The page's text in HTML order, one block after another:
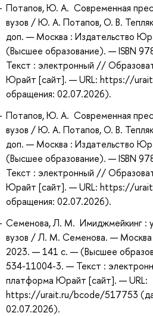
Потапов, Ю. А. Современная
вузов / Ю. А. Потапов, О. В.
доп. — Москва : Издательство
(Высшее образование). — ISBN
Текст : электронный //
Юрайт [сайт]. — URL: https://
обращения: 02.07.2026).
Потапов, Ю. А. Современная
вузов / Ю. А. Потапов, О. В.
доп. — Москва : Издательство
(Высшее образование). — ISBN
Текст : электронный //
Юрайт [сайт]. — URL: https://
обращения: 02.07.2026).
Семенова, Л. М. Имиджмейкинг :
вузов / Л. М. Семенова. —
2023. — 141 с. — (Высшее
534-11004-3. — Текст :
платформа Юрайт [сайт]. — URL:
https://urait.ru/bcode/517753
02.07.2026).